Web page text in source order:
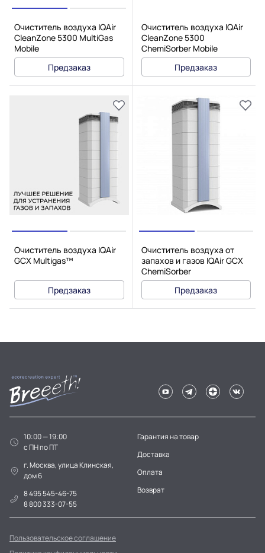
Очиститель воздуха IQAir
CleanZone 5300 MultiGas
Mobile
Предзаказ
Очиститель воздуха IQAir
CleanZone 5300
ChemiSorber Mobile
Предзаказ
Очиститель воздуха IQAir
GCX Multigas™
Предзаказ
Очиститель воздуха от
запахов и газов IQAir GCX
ChemiSorber
Предзаказ
10:00 — 19:00
c ПН по ПТ
г. Москва, улица Клинская,
дом 6
8 495 545-46-75
8 800 333-07-55
Гарантия на товар
Доставка
Оплата
Возврат
Пользовательское соглашение